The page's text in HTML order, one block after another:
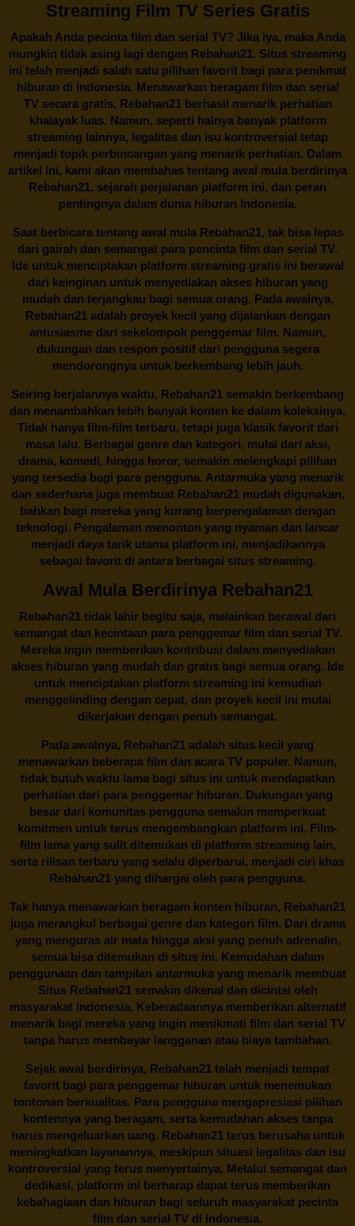
Streaming Film TV Series Gratis
Apakah Anda pecinta film dan serial TV? Jika iya, maka Anda
mungkin tidak asing lagi dengan Rebahan21. Situs streaming
ini telah menjadi salah satu pilihan favorit bagi para penikmat
hiburan di Indonesia. Menawarkan beragam film dan serial
TV secara gratis, Rebahan21berhasil menarik perhatian
khalayak luas. Namun, seperti halnya banyak platform
streaming lainnya, legalitas dan isu kontroversial tetap
menjadi topik perbincangan yang menarik perhatian. Dalam
artikel ini, kami akan membahas tentang awal mula berdirinya
Rebahan21, sejarah perjalanan platform ini, dan peran
pentingnya dalam dunia hiburan Indonesia.
Saat berbicara tentang awal mula Rebahan21, tak bisa lepas
dari gairah dan semangat para pencinta film dan serial TV.
Ide untuk menciptakan platform streaming gratis ini berawal
dari keinginan untuk menyediakan akses hiburan yang
mudah dan terjangkau bagi semua orang. Pada awalnya,
Rebahan21 adalah proyek kecil yang dijalankan dengan
antusiasme dari sekelompok penggemar film. Namun,
dukungan dan respon positif dari pengguna segera
mendorongnya untuk berkembang lebih jauh.
Seiring berjalannya waktu, Rebahan21 semakin berkembang
dan menambahkan lebih banyak konten ke dalam koleksinya.
Tidak hanya film-film terbaru, tetapi juga klasik favorit dari
masa lalu. Berbagai genre dan kategori, mulai dari aksi,
drama, komedi, hingga horor, semakin melengkapi pilihan
yang tersedia bagi para pengguna. Antarmuka yang menarik
dan sederhana juga membuatRebahan21mudah digunakan,
bahkan bagi mereka yang kurang berpengalaman dengan
teknologi. Pengalaman menonton yang nyaman dan lancar
menjadi daya tarik utama platform ini, menjadikannya
sebagai favorit di antara berbagai situs streaming.
Awal Mula Berdirinya Rebahan21
Rebahan21 tidak lahir begitu saja, melainkan berawal dari
semangat dan kecintaan para penggemar film dan serial TV.
Mereka ingin memberikan kontribusi dalam menyediakan
akses hiburan yang mudah dan gratis bagi semua orang. Ide
untuk menciptakan platform streaming ini kemudian
menggelinding dengan cepat, dan proyek kecil ini mulai
dikerjakan dengan penuh semangat.
Pada awalnya, Rebahan21 adalah situs kecil yang
menawarkan beberapa film dan acara TV populer. Namun,
tidak butuh waktu lama bagi situs ini untuk mendapatkan
perhatian dari para penggemar hiburan. Dukungan yang
besar dari komunitas pengguna semakin memperkuat
komitmen untuk terus mengembangkan platform ini. Film-
film lama yang sulit ditemukan di platform streaming lain,
serta rilisan terbaru yang selalu diperbarui, menjadi ciri khas
Rebahan21 yang dihargai oleh para pengguna.
Tak hanya menawarkan beragam konten hiburan, Rebahan21
juga merangkul berbagai genre dan kategori film. Dari drama
yang menguras air mata hingga aksi yang penuh adrenalin,
semua bisa ditemukan di situs ini. Kemudahan dalam
penggunaan dan tampilan antarmuka yang menarik membuat
Situs Rebahan21semakin dikenal dan dicintai oleh
masyarakat Indonesia. Keberadaannya memberikan alternatif
menarik bagi mereka yang ingin menikmati film dan serial TV
tanpa harus membayar langganan atau biaya tambahan.
Sejak awal berdirinya, Rebahan21 telah menjadi tempat
favorit bagi para penggemar hiburan untuk menemukan
tontonan berkualitas. Para pengguna mengapresiasi pilihan
kontennya yang beragam, serta kemudahan akses tanpa
harus mengeluarkan uang. Rebahan21terus berusaha untuk
meningkatkan layanannya, meskipun situasi legalitas dan isu
kontroversial yang terus menyertainya. Melalui semangat dan
dedikasi, platform ini berharap dapat terus memberikan
kebahagiaan dan hiburan bagi seluruh masyarakat pecinta
film dan serial TV di Indonesia.